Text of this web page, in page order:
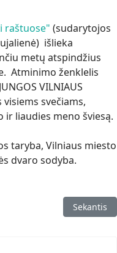
raštuose" (sudarytojos
išlieka
metų atspindžius
Atminimo ženklelis
VILNIAUS
visiems svečiams,
liaudies meno šviesą.
taryba, Vilniaus miesto
dvaro sodyba.
palikimas Kitas
Sekantis